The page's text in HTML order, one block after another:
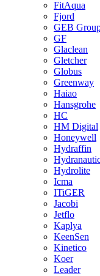
FitAqua
Fjord
GEB
GF
Glaclean
Gletcher
Globus
Greenway
Haiao
Hansgrohe
HC
HM Digital
Honeywell
Hydraffin
Hydrolite
Icma
ITiGER
Jacobi
Jetflo
Kaplya
KeenSen
Kinetico
Koer
Leader